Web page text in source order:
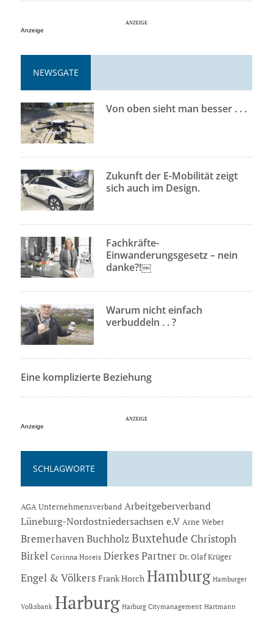
Anzeige
NEWSGATE
Von oben sieht man besser . . .
Zukunft der E-Mobilität zeigt
sich auch im Design.
Fachkräfte-
Einwanderungsgesetz – nein
danke?!￼
Warum nicht einfach
verbuddeln . . ?
Eine komplizierte Beziehung
Anzeige
SCHLAGWORTE
AGA Unternehmensverband Arbeitgeberverband
Lüneburg-Nordostniedersachsen e.V Arne Weber
Bremerhaven Buchholz Buxtehude Christoph
Birkel Corinna Horeis Dierkes Partner Dr. Olaf Krüger
Engel & Völkers Frank Horch Hamburg Hamburger
Volksbank Harburg Harburg Citymanagement Hartmann